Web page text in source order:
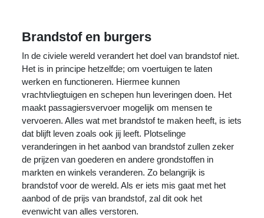
Brandstof en burgers
In de civiele wereld verandert het doel van brandstof niet.
Het is in principe hetzelfde; om voertuigen te laten
werken en functioneren. Hiermee kunnen
vrachtvliegtuigen en schepen hun leveringen doen. Het
maakt passagiersvervoer mogelijk om mensen te
vervoeren. Alles wat met brandstof te maken heeft, is iets
dat blijft leven zoals ook jij leeft. Plotselinge
veranderingen in het aanbod van brandstof zullen zeker
de prijzen van goederen en andere grondstoffen in
markten en winkels veranderen. Zo belangrijk is
brandstof voor de wereld. Als er iets mis gaat met het
aanbod of de prijs van brandstof, zal dit ook het
evenwicht van alles verstoren.